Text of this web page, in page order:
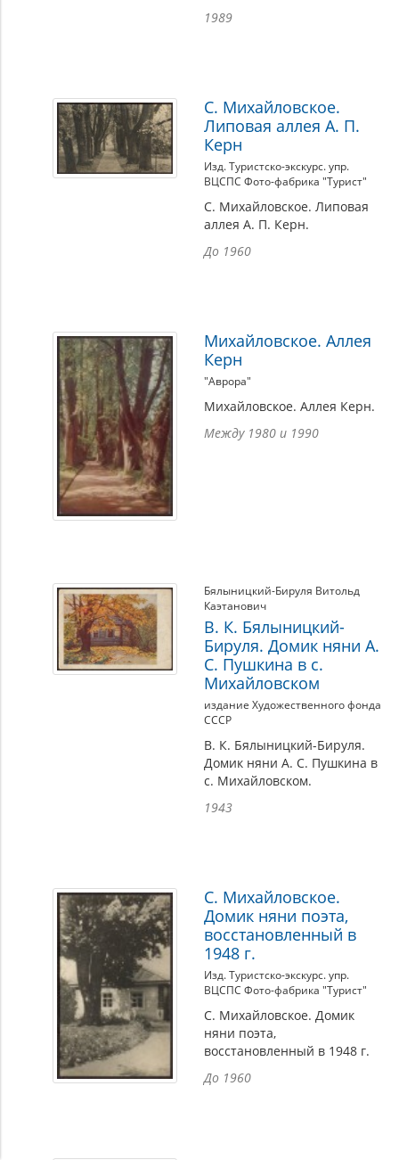
1989
С. Михайловское.
Липовая аллея А. П.
Керн
Изд. Туристско-экскурс. упр.
ВЦСПС Фото-фабрика "Турист"
С. Михайловское. Липовая
аллея А. П. Керн.
До 1960
Михайловское. Аллея
Керн
"Аврора"
Михайловское. Аллея Керн.
Между 1980 и 1990
Бялыницкий-Бируля Витольд
Каэтанович
В. К. Бялыницкий-
Бируля. Домик няни А.
С. Пушкина в с.
Михайловском
издание Художественного фонда
СССР
В. К. Бялыницкий-Бируля.
Домик няни А. С. Пушкина в
с. Михайловском.
1943
С. Михайловское.
Домик няни поэта,
восстановленный в
1948 г.
Изд. Туристско-экскурс. упр.
ВЦСПС Фото-фабрика "Турист"
С. Михайловское. Домик
няни поэта,
восстановленный в 1948 г.
До 1960